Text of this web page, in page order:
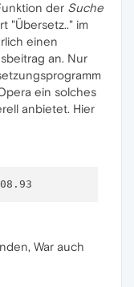
der Suche
"Übersetz.." im
einen
an. Nur
ein solches
anbietet. Hier
War auch